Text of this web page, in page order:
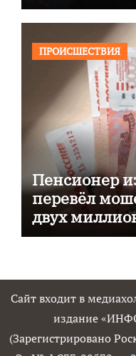
ПРОИСШЕСТВИЯ
Пенсионер
перевёл
двух
Сайт входит в
издание
(Зарегистрировано